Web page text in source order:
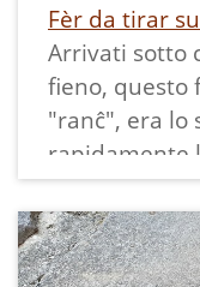
Fèr da tirar
Arrivati sotto
fieno, questo
"ranĉ", era lo
rapidamente
Esso era
al gancio
nella